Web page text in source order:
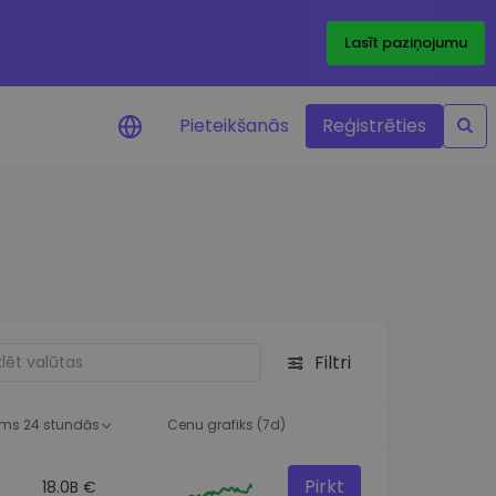
Lasīt paziņojumu
Pieteikšanās Reģistrēties
Filtri
24 stundās Cenu grafiks (7d)
18.0B € Pirkt